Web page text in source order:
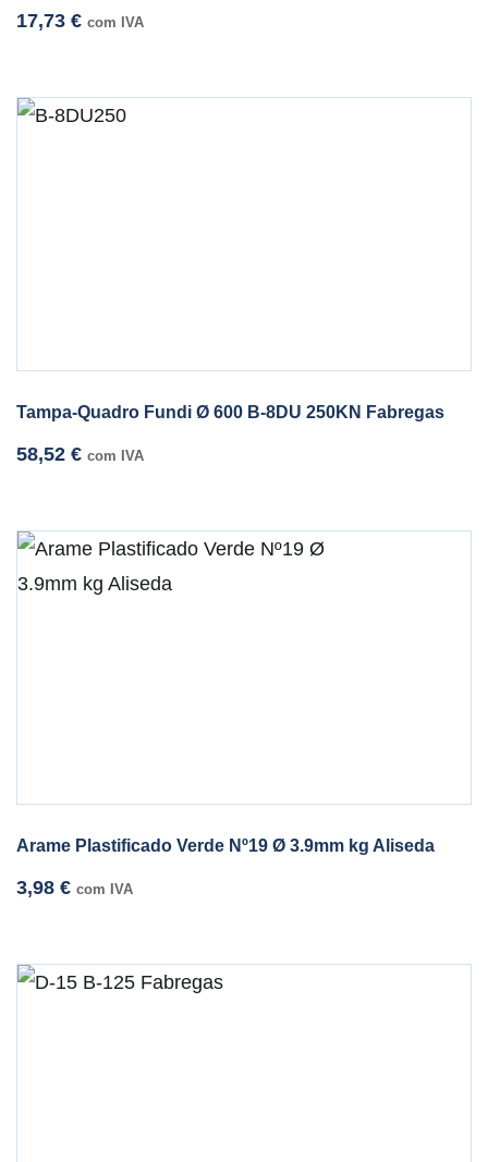
17,73 € com IVA
Tampa-Quadro Fundi Ø 600 B-8DU 250KN Fabregas
58,52 € com IVA
Arame Plastificado Verde Nº19 Ø 3.9mm kg Aliseda
3,98 € com IVA